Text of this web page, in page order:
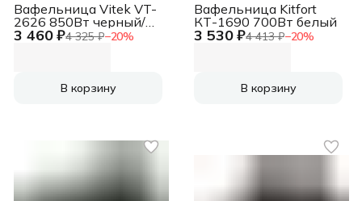
3 460 ₽4 325 ₽−20%
Вафельница Vitek VT-
2626 850Вт черный/
серебристый
В корзину
3 530 ₽4 413 ₽−20%
Вафельница Kitfort
КТ-1690 700Вт белый
В корзину